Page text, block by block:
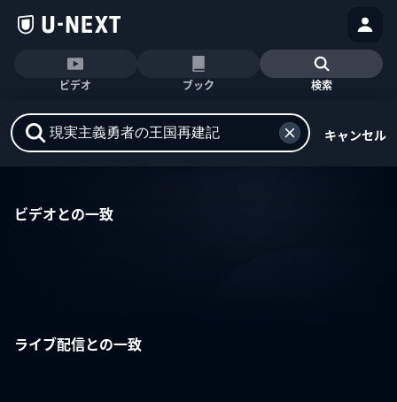
ビデオ ブック 検索
キャンセル
ビデオとの一致
ライブ配信との一致